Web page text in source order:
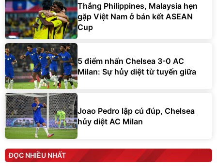
Thắng Philippines, Malaysia hẹn
gặp Việt Nam ở bán kết ASEAN
Cup
5 điểm nhấn Chelsea 3-0 AC
Milan: Sự hủy diệt từ tuyến giữa
Joao Pedro lập cú đúp, Chelsea
hủy diệt AC Milan
ĐỌC NHIỀU NHẤT